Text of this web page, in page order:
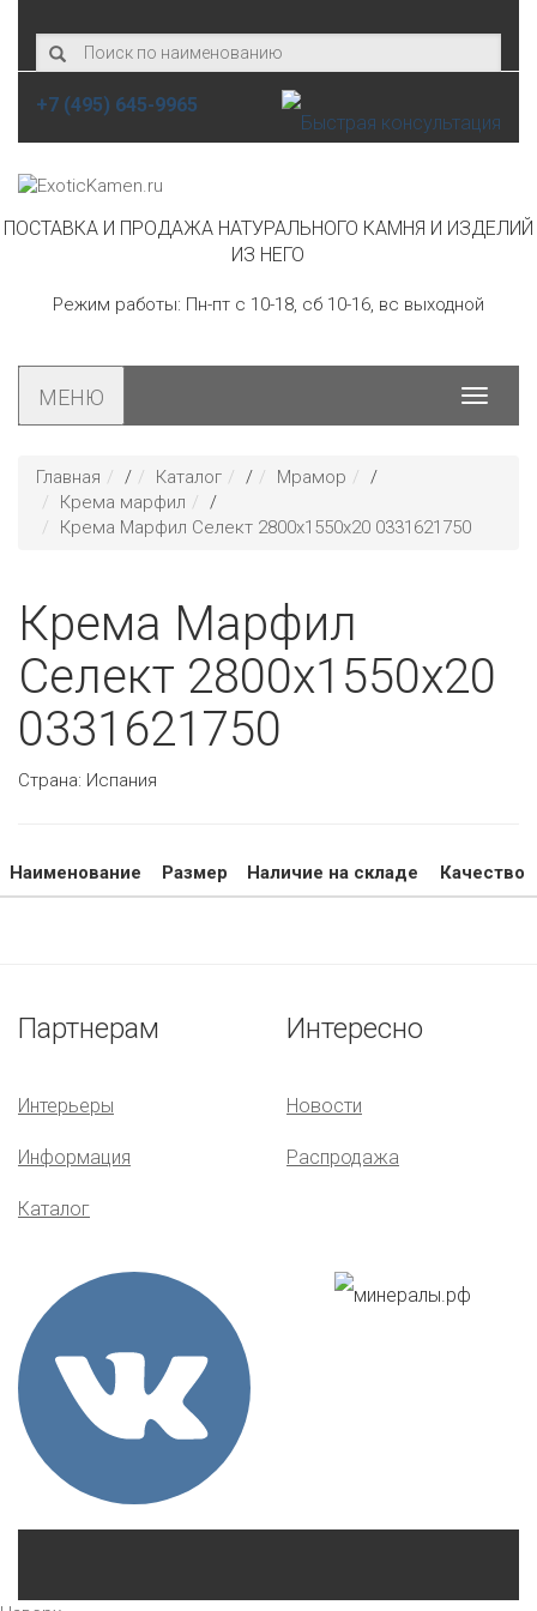
+7 (495) 645-9965
ПОСТАВКА И ПРОДАЖА НАТУРАЛЬНОГО КАМНЯ И ИЗДЕЛИЙ
ИЗ НЕГО
Режим работы: Пн-пт с 10-18, сб 10-16, вс выходной
Toggle
МЕНЮ
Главная / Каталог / Мрамор
/
Крема марфил
/
Крема Марфил Селект 2800х1550х20 0331621750
Крема Марфил
Селект 2800х1550х20
0331621750
Страна: Испания
Наименование Размер Наличие на складе Качество
Партнерам
Интерьеры
Информация
Каталог
Интересно
Новости
Распродажа